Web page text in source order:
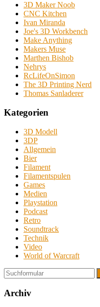
3D Maker Noob
CNC Kitchen
Ivan Miranda
Joe's 3D Workbench
Make Anything
Makers Muse
Marthen Bishob
Nehrys
RcLifeOnSimon
The 3D Printing Nerd
Thomas Sanladerer
Kategorien
3D Modell
3DP
Allgemein
Bier
Filament
Filamentspulen
Games
Medien
Playstation
Podcast
Retro
Soundtrack
Technik
Video
World of Warcraft
Archiv